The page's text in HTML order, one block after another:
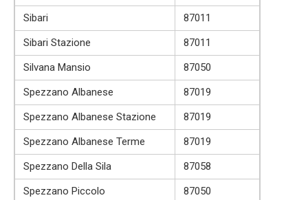
Sibari
87011
Sibari Stazione
87011
Silvana Mansio
87050
Spezzano Albanese
87019
Spezzano Albanese Stazione
87019
Spezzano Albanese Terme
87019
Spezzano Della Sila
87058
Spezzano Piccolo
87050